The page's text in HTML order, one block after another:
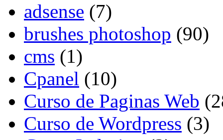
adsense (7)
brushes photoshop (90)
cms (1)
Cpanel (10)
Curso de Paginas Web
Curso de Wordpress (3)